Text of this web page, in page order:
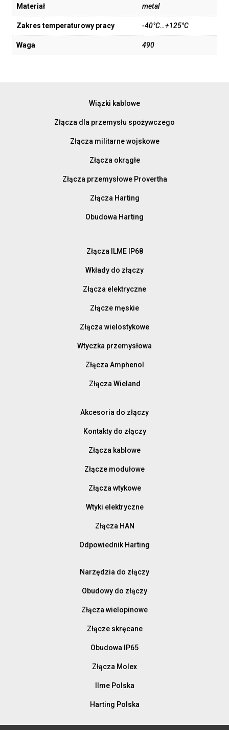
Materiał metal
Zakres temperaturowy pracy -40°C…+125°C
Waga 490
Wiązki kablowe
Złącza dla przemysłu spożywczego
Złącza militarne wojskowe
Złącza okrągłe
Złącza przemysłowe Provertha
Złącza Harting
Obudowa Harting
Złącza ILME IP68
Wkłady do złączy
Złącza elektryczne
Złącze męskie
Złącza wielostykowe
Wtyczka przemysłowa
Złącza Amphenol
Złącza Wieland
Akcesoria do złączy
Kontakty do złączy
Złącza kablowe
Złącze modułowe
Złącza wtykowe
Wtyki elektryczne
Złącza HAN
Odpowiednik Harting
Narzędzia do złączy
Obudowy do złączy
Złącza wielopinowe
Złącze skręcane
Obudowa IP65
Złącza Molex
Ilme Polska
Harting Polska